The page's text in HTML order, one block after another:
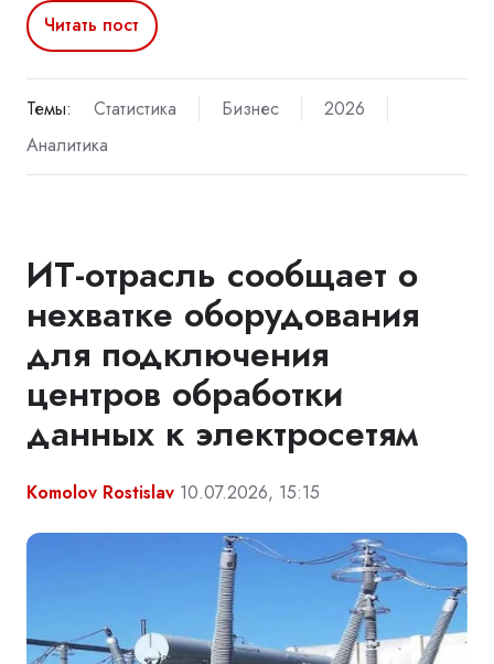
Читать пост
Темы: Статистика Бизнес
2026
Аналитика
ИТ-отрасль сообщает о
нехватке оборудования
для подключения
центров обработки
данных к электросетям
Komolov Rostislav 10.07.2026, 15:15